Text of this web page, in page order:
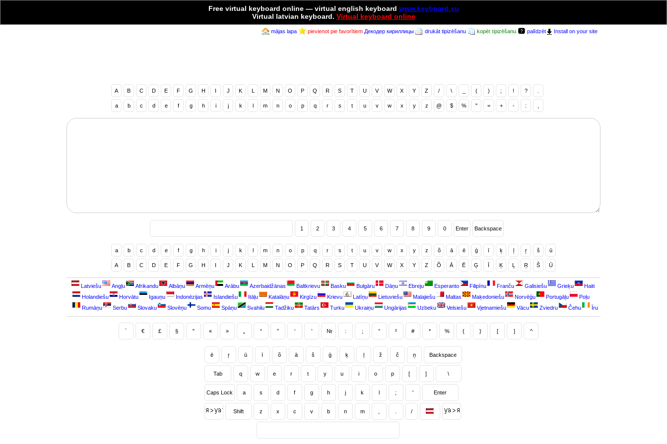
Free virtual keyboard online— virtual english keyboard www.keyboard.su
Virtual latvian keyboard. Virtual keyboard online
mājas lapa pievienot pie favorītiem Декодер кириллицы drukāt tipizēšanu kopēt tipizēšanu palīdzēt Install on your site
A B C D E F G H I J K L M N O P Q R S T U V W X Y Z / \ ( ) ; ! ?
a b c d e f g h i j k l m n o p q r s t u v w x y z @ $ % " = + - :
1 2 3 4 5 6 7 8 9 0 Enter Backspace
a b c d e f g h i j k l m n o p q r s t u v w x y z õ ā ē ģ ī ķ ļ ŗ š ū
A B C D E F G H I J K L M N O P Q R S T U V W X Y Z Õ Ā Ē Ģ Ī Ķ Ļ Ŗ Š Ū
Latviešu Angļu Afrikandu Albāņu Armēņu Arābu Azerbaidžānas Baltkrievu Basku Bulgāru Dāņu Ebreju Esperanto Filipīnu Franču Galisiešu Grieķu
Haiti
Holandiešu
Horvātu Igauņu Indonēzijas Islandiešu Itāļu Katalāņu Kirgīzu Krievu Latīņu Lietuviešu Malajiešu Maltas Maķedoniešu Norvēģu Portugāļu
Poļu
Rumāņu
Serbu Slovaku Slovēņu Somu Spāņu Svahilu Tadžiku Tatārs Turku Ukraiņu Ungārijas Uzbeku Velsiešu Vjetnamiešu Vācu Zviedru Čehu Īru
` € £ § " « » “ ” ‘ ’ № : ; ° ² # * % { } [ ] ^
ē ŗ ū ī õ ā š ģ ķ ļ ž č ņ Backspace
Tab q w e r t y u i o p [ ] \
Caps Lock a s d f g h j k l ; ' Enter
Shift z x c v b n m /